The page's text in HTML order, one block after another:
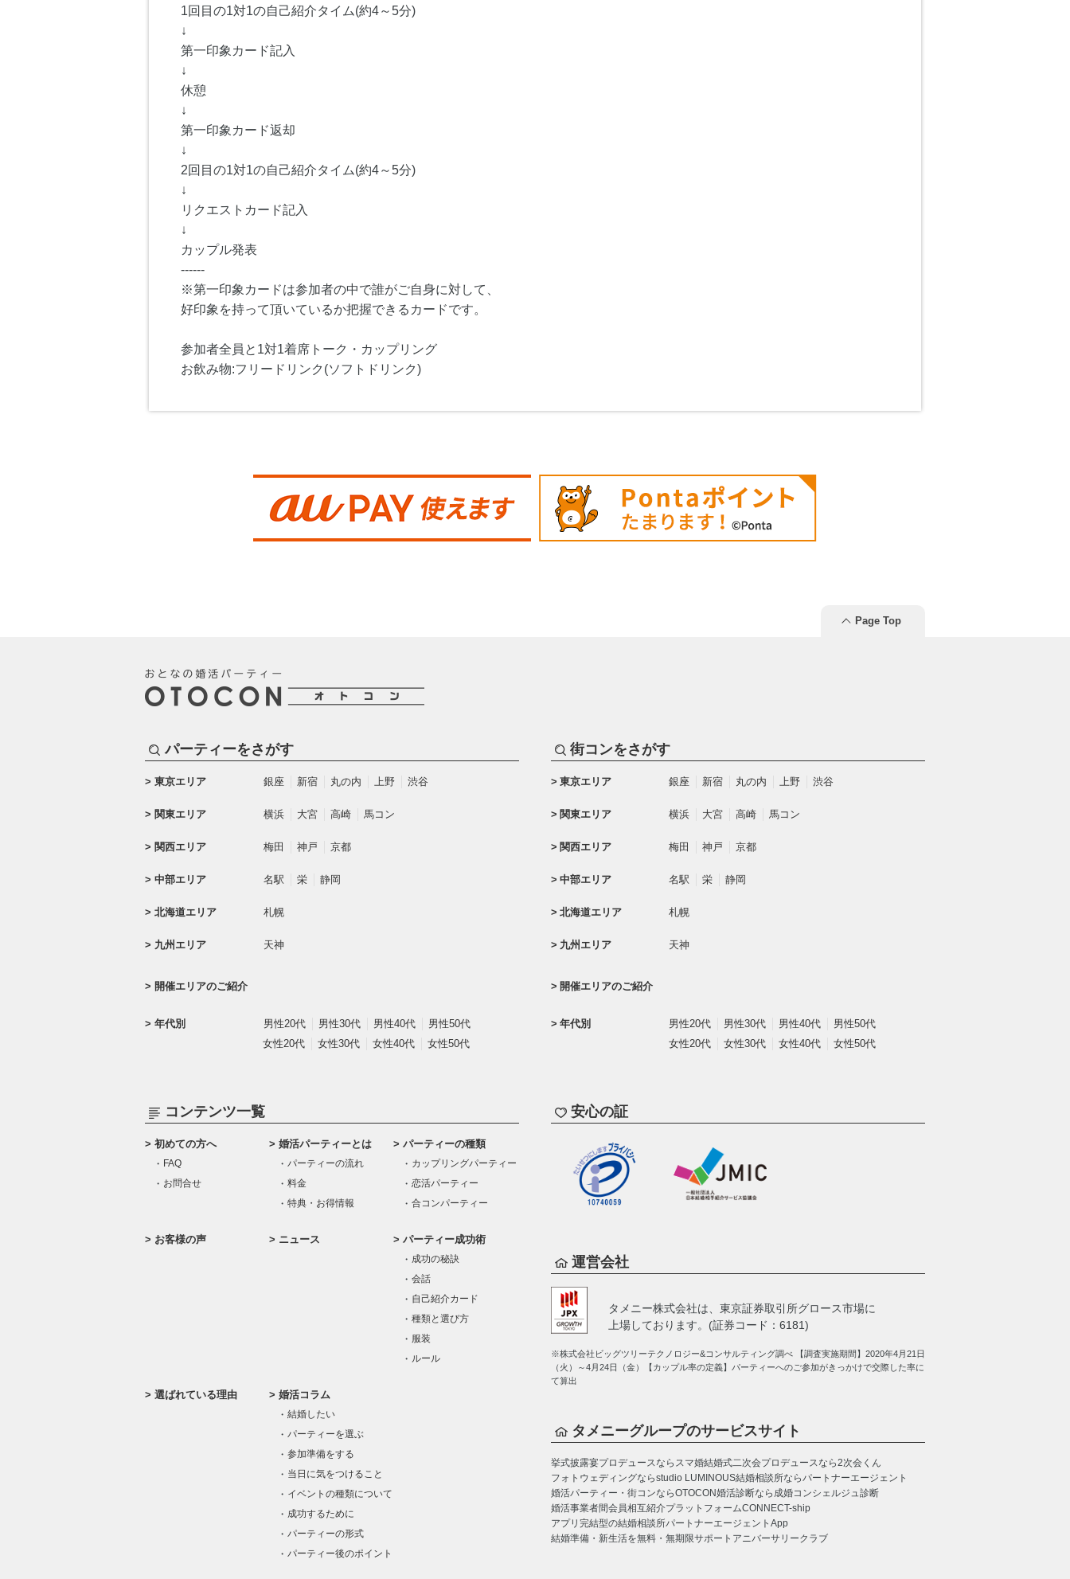
1回目の1対1の自己紹介タイム(約4～5分)
↓
第一印象カード記入
↓
休憩
↓
第一印象カード返却
↓
2回目の1対1の自己紹介タイム(約4～5分)
↓
リクエストカード記入
↓
カップル発表
------
※第一印象カードは参加者の中で誰がご自身に対して、
好印象を持って頂いているか把握できるカードです。
参加者全員と1対1着席トーク・カップリング
お飲み物:フリードリンク(ソフトドリンク)
Page Top
パーティーをさがす
東京エリア 銀座 新宿 丸の内 上野 渋谷
関東エリア 横浜 大宮 高崎 馬コン
関西エリア 梅田 神戸 京都
中部エリア 名駅 栄 静岡
北海道エリア 札幌
九州エリア 天神
開催エリアのご紹介
年代別 男性20代 男性30代 男性40代
男性50代
女性20代
女性30代 女性40代 女性50代
街コンをさがす
東京エリア 銀座 新宿 丸の内 上野 渋谷
関東エリア 横浜 大宮 高崎 馬コン
関西エリア 梅田 神戸 京都
中部エリア 名駅 栄 静岡
北海道エリア 札幌
九州エリア 天神
開催エリアのご紹介
年代別 男性20代 男性30代 男性40代
男性50代
女性20代
女性30代 女性40代 女性50代
コンテンツ一覧
初めての方へ
FAQ
お問合せ
婚活パーティーとは
パーティーの流れ
料金
特典・お得情報
パーティーの種類
カップリングパーティー
恋活パーティー
合コンパーティー
お客様の声 ニュース パーティー成功術
成功の秘訣
会話
自己紹介カード
種類と選び方
服装
ルール
選ばれている理由 婚活コラム
結婚したい
パーティーを選ぶ
参加準備をする
当日に気をつけること
イベントの種類について
成功するために
パーティーの形式
パーティー後のポイント
安心の証
運営会社
タメニー株式会社は、 東京証券取引所グロース市場に
上場しております。(証券コード：6181)
※株式会社ビッグツリーテクノロジー&コンサルティング調べ 【調査実施期間】2020年4月21日
（火）～4月24日（金）【カップル率の定義】パーティーへのご参加がきっかけで交際した率に
て算出
タメニーグループのサービスサイト
挙式披露宴プロデュースならスマ婚結婚式二次会プロデュースなら2次会くん
フォトウェディングならstudio LUMINOUS結婚相談所ならパートナーエージェント
婚活パーティー・街コンならOTOCON婚活診断なら成婚コンシェルジュ診断
婚活事業者間会員相互紹介プラットフォームCONNECT-ship
アプリ完結型の結婚相談所パートナーエージェントApp
結婚準備・新生活を無料・無期限サポートアニバーサリークラブ